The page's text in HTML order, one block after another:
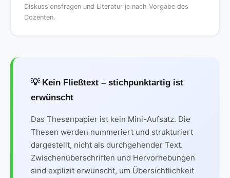
Diskussionsfragen und Literatur je nach Vorgabe des
Dozenten.
💡 Kein Fließtext – stichpunktartig ist
erwünscht
Das Thesenpapier ist kein Mini-Aufsatz. Die
Thesen werden nummeriert und strukturiert
dargestellt, nicht als durchgehender Text.
Zwischenüberschriften und Hervorhebungen
sind explizit erwünscht, um Übersichtlichkeit